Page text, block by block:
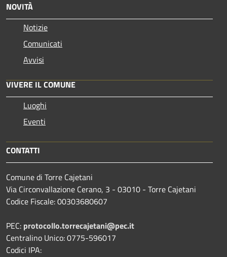
NOVITÀ
Notizie
Comunicati
Avvisi
VIVERE IL COMUNE
Luoghi
Eventi
CONTATTI
Comune di Torre Cajetani
Via Circonvallazione Cerano, 3 - 03010 - Torre Cajetani
Codice Fiscale: 00303680607
PEC: protocollo.torrecajetani@pec.it
Centralino Unico: 0775-596017
Codici IPA: